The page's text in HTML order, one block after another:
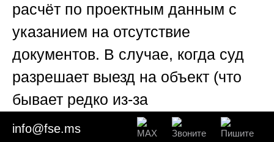
расчёт по проектным данным с
указанием на отсутствие
документов. В случае, когда суд
разрешает выезд на объект (что
бывает редко из-за
завершённости строительства),
info@fse.ms